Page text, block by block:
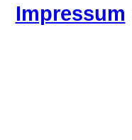
Impressum